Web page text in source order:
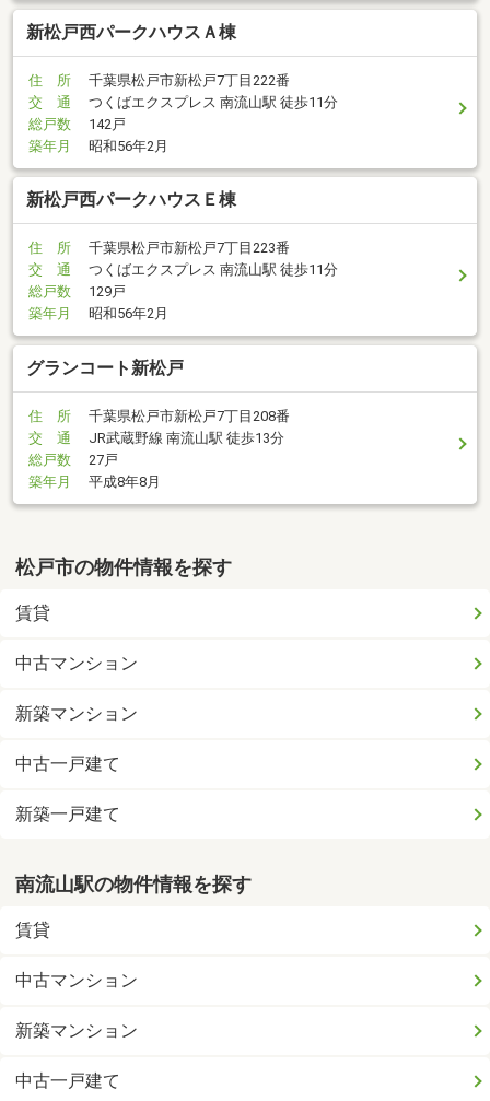
新松戸西パークハウスＡ棟
住 所
千葉県松戸市新松戸7丁目222番
交 通
つくばエクスプレス 南流山駅 徒歩11分
総戸数
142戸
築年月
昭和56年2月
新松戸西パークハウスＥ棟
住 所
千葉県松戸市新松戸7丁目223番
交 通
つくばエクスプレス 南流山駅 徒歩11分
総戸数
129戸
築年月
昭和56年2月
グランコート新松戸
住 所
千葉県松戸市新松戸7丁目208番
交 通
JR武蔵野線 南流山駅 徒歩13分
総戸数
27戸
築年月
平成8年8月
松戸市の物件情報を探す
賃貸
中古マンション
新築マンション
中古一戸建て
新築一戸建て
南流山駅の物件情報を探す
賃貸
中古マンション
新築マンション
中古一戸建て